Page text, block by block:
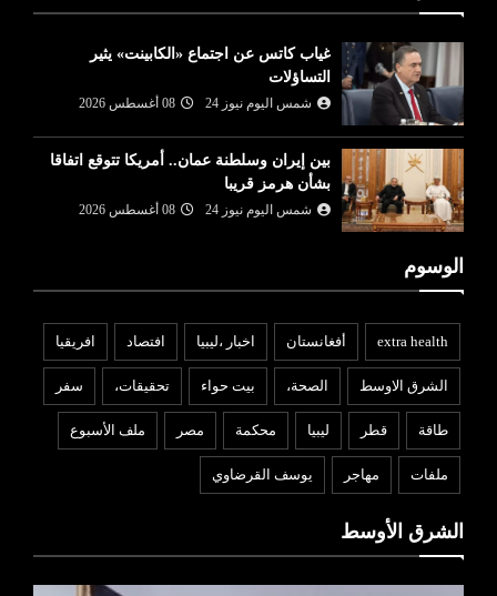
غياب كاتس عن اجتماع «الكابينت» يثير
التساؤلات
شمس اليوم نيوز 24 08 أغسطس 2026
بين إيران وسلطنة عمان.. أمريكا تتوقع اتفاقا
بشأن هرمز قريبا
شمس اليوم نيوز 24 08 أغسطس 2026
الوسوم
extra health أفغانستان اخبار ،ليبيا افتصاد افريقيا
الشرق الاوسط الصحة، بيت حواء تحقيقات، سفر
طاقة قطر ليبيا محكمة مصر ملف الأسبوع
ملفات مهاجر يوسف القرضاوي
الشرق الأوسط